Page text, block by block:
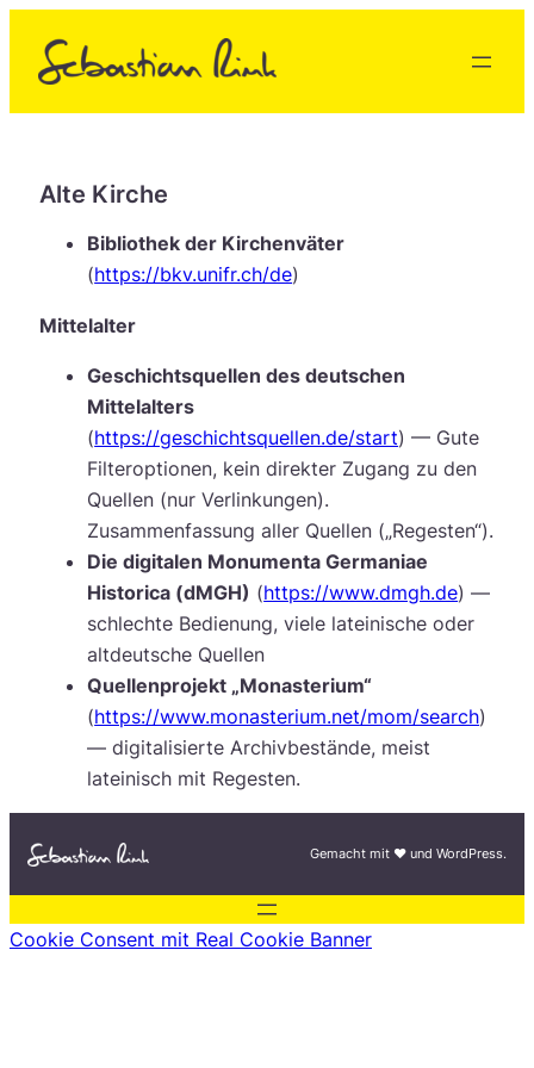
Inhalt
springen
Alte Kirche
Bibliothek der Kirchenväter
(https://bkv.unifr.ch/de)
Mittelalter
Geschichtsquellen des deutschen
Mittelalters
(https://geschichtsquellen.de/start) — Gute
Filteroptionen, kein direkter Zugang zu den
Quellen (nur Verlinkungen).
Zusammenfassung aller Quellen („Regesten“).
Die digitalen Monumenta Germaniae
Historica (dMGH) (https://www.dmgh.de) —
schlechte Bedienung, viele lateinische oder
altdeutsche Quellen
Quellenprojekt „Monasterium“
(https://www.monasterium.net/mom/search)
— digitalisierte Archivbestände, meist
lateinisch mit Regesten.
Gemacht mit ♥︎ und WordPress.
Cookie Consent mit Real Cookie Banner